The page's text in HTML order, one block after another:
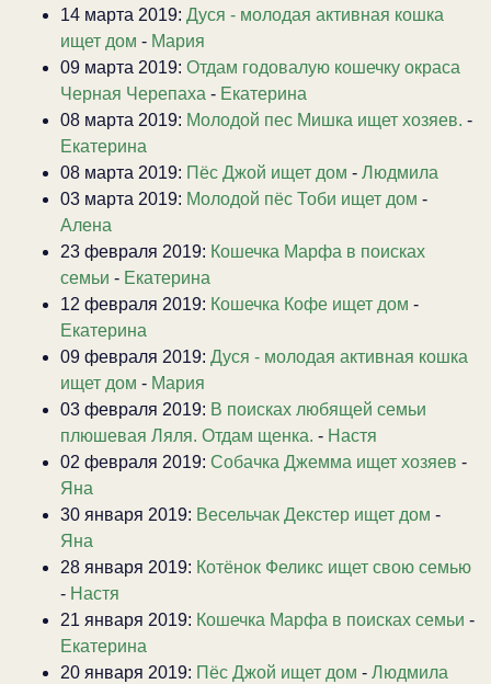
14 марта 2019: Дуся - молодая активная кошка
ищет дом - Мария
09 марта 2019: Отдам годовалую кошечку окраса
Черная Черепаха - Екатерина
08 марта 2019: Молодой пес Мишка ищет хозяев. -
Екатерина
08 марта 2019: Пёс Джой ищет дом - Людмила
03 марта 2019: Молодой пёс Тоби ищет дом -
Алена
23 февраля 2019: Кошечка Марфа в поисках
семьи - Екатерина
12 февраля 2019: Кошечка Кофе ищет дом -
Екатерина
09 февраля 2019: Дуся - молодая активная кошка
ищет дом - Мария
03 февраля 2019: В поисках любящей семьи
плюшевая Ляля. Отдам щенка. - Настя
02 февраля 2019: Собачка Джемма ищет хозяев -
Яна
30 января 2019: Весельчак Декстер ищет дом -
Яна
28 января 2019: Котёнок Феликс ищет свою семью
- Настя
21 января 2019: Кошечка Марфа в поисках семьи -
Екатерина
20 января 2019: Пёс Джой ищет дом - Людмила